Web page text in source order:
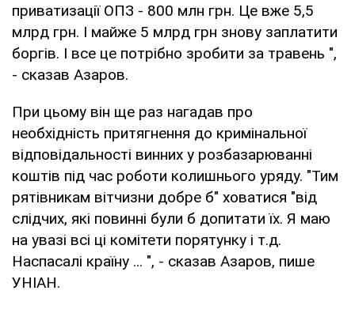
приватизації ОПЗ - 800 млн грн. Це вже 5,5
млрд грн. І майже 5 млрд грн знову заплатити
боргів. І все це потрібно зробити за травень ",
- сказав Азаров.
При цьому він ще раз нагадав про
необхідність притягнення до кримінальної
відповідальності винних у розбазарюванні
коштів під час роботи колишнього уряду. "Тим
рятівникам вітчизни добре б" ховатися "від
слідчих, які повинні були б допитати їх. Я маю
на увазі всі ці комітети порятунку і т.д.
Наспасалі країну ... ", - сказав Азаров, пише
УНІАН.